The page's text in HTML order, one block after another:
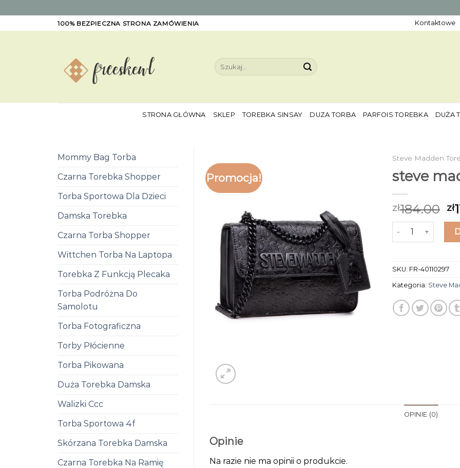
to
100% BEZPIECZNA STRONA ZAMÓWIENIA Kontaktowe
Szukaj:
STRONA GŁÓWNA SKLEP TOREBKA SINSAY DUZA TORBA PARFOIS TOREBKA DUŻA
Mommy Bag Torba
Czarna Torebka Shopper
Torba Sportowa Dla Dzieci
Damska Torebka
Czarna Torba Shopper
Wittchen Torba Na Laptopa
Torebka Z Funkcją Plecaka
Torba Podróżna Do
Samolotu
Torba Fotograficzna
Torby Płócienne
Torba Pikowana
Duża Torebka Damska
Walizki Ccc
Torba Sportowa 4f
Skórzana Torebka Damska
Czarna Torebka Na Ramię
Promocja!
Steve Madden
steve
zł184.00 zł
ilość steve
SKU: FR-40110297
Kategoria: Steve
OPINIE (0)
Opinie
Na razie nie ma opinii o produkcie.